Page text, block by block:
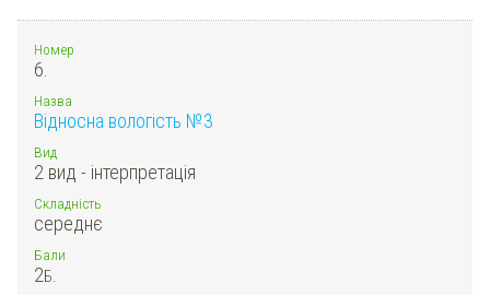
Номер
6.
Назва
Відносна вологість №3
Вид
2 вид - інтерпретація
Складність
середнє
Бали
2Б.